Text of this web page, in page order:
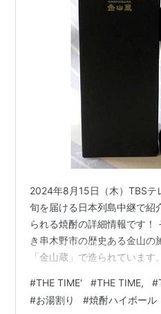
2024年8月15日（木）TBSテ
旬を届ける日本列島中継で紹
られる焼酎の詳細情報です！
き串木野市の歴史ある金山の
「金山蔵」で造られていま
成させることで、焼酎に深み
り豊かな個性を持つ焼酎が生
#THE TIME' #THE TIME, #
#お湯割り #焼酎ハイボール